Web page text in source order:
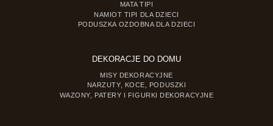
MATA TIPI
NAMIOT TIPI DLA DZIECI
PODUSZKA OZDOBNA DLA DZIECI
DEKORACJE DO DOMU
MISY DEKORACYJNE
NARZUTY, KOCE, PODUSZKI
WAZONY, PATERY I FIGURKI DEKORACYJNE